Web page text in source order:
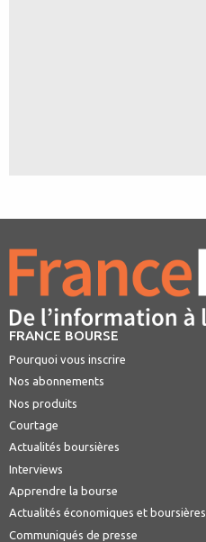
FRANCE BOURSE
Pourquoi vous inscrire
Nos abonnements
Nos produits
Courtage
Actualités boursières
Interviews
Apprendre la bourse
Actualités économiques et boursières
Communiqués de presse